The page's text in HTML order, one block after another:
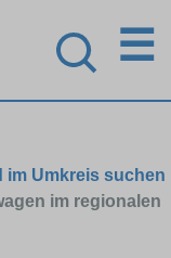
☰
im Umkreis suchen
im regionalen